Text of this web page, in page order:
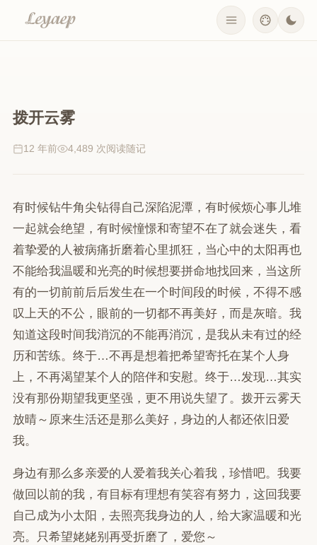
拨开云雾
12 年前 4,489 次阅读 随记
有时候钻牛角尖钻得自己深陷泥潭，有时候烦心事儿堆
一起就会绝望，有时候憧憬和寄望不在了就会迷失，看
着挚爱的人被病痛折磨着心里抓狂，当心中的太阳再也
不能给我温暖和光亮的时候想要拼命地找回来，当这所
有的一切前前后后发生在一个时间段的时候，不得不感
叹上天的不公，眼前的一切都不再美好，而是灰暗。我
知道这段时间我消沉的不能再消沉，是我从未有过的经
历和苦练。终于…不再是想着把希望寄托在某个人身
上，不再渴望某个人的陪伴和安慰。终于…发现…其实
没有那份期望我更坚强，更不用说失望了。拨开云雾天
放晴～原来生活还是那么美好，身边的人都还依旧爱
我。
身边有那么多亲爱的人爱着我关心着我，珍惜吧。我要
做回以前的我，有目标有理想有笑容有努力，这回我要
自己成为小太阳，去照亮我身边的人，给大家温暖和光
亮。只希望姥姥别再受折磨了，爱您～